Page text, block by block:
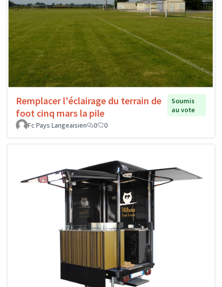
Remplacer l'éclairage du terrain de
foot cinq mars la pile
Soumis
au vote
Fc Pays Langeaisien
0 0